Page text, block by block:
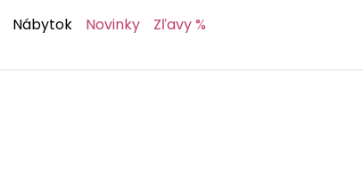
Nábytok Novinky Zľavy %